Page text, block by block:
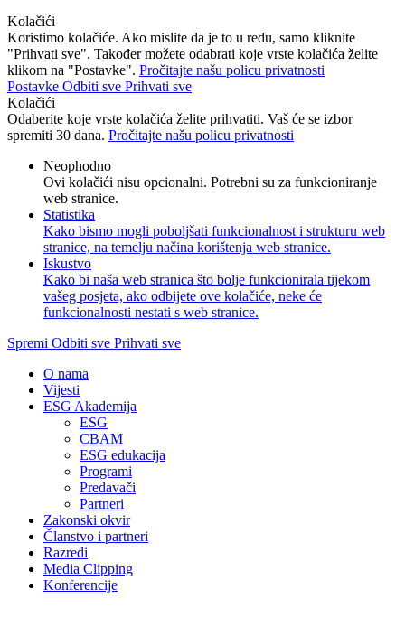
Kolačići
Koristimo kolačiće. Ako mislite da je to u redu, samo kliknite
"Prihvati sve". Također možete odabrati koje vrste kolačića želite
klikom na "Postavke". Pročitajte našu policu privatnosti
Postavke Odbiti sve Prihvati sve
Kolačići
Odaberite koje vrste kolačića želite prihvatiti. Vaš će se izbor
spremiti 30 dana. Pročitajte našu policu privatnosti
Neophodno
Ovi kolačići nisu opcionalni. Potrebni su za funkcioniranje
web stranice.
Statistika
Kako bismo mogli poboljšati funkcionalnost i strukturu web
stranice, na temelju načina korištenja web stranice.
Iskustvo
Kako bi naša web stranica što bolje funkcionirala tijekom
vašeg posjeta, ako odbijete ove kolačiće, neke će
funkcionalnosti nestati s web stranice.
Spremi Odbiti sve Prihvati sve
O nama
Vijesti
ESG Akademija
ESG
CBAM
ESG edukacija
Programi
Predavači
Partneri
Zakonski okvir
Članstvo i partneri
Razredi
Media Clipping
Konferencije